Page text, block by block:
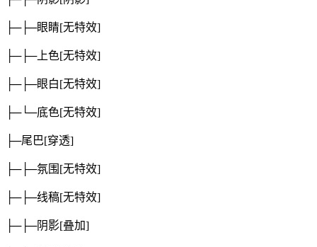
├─├─眼睛[无特效]
├─├─上色[无特效]
├─├─眼白[无特效]
├─└─底色[无特效]
├─尾巴[穿透]
├─├─氛围 [无特效]
├─├─线稿[无特效]
├─├─阴影[叠加]